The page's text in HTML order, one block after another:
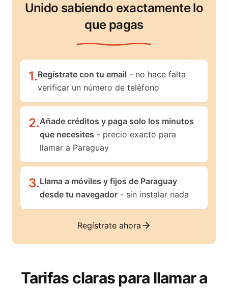
Unido sabiendo exactamente lo
que pagas
1.Regístrate con tu email - no hace falta
verificar un número de teléfono
2.Añade créditos y paga solo los minutos
que necesites - precio exacto para
llamar a Paraguay
3.Llama a móviles y fijos de Paraguay
desde tu navegador - sin instalar nada
Regístrate ahora
Tarifas claras para llamar a